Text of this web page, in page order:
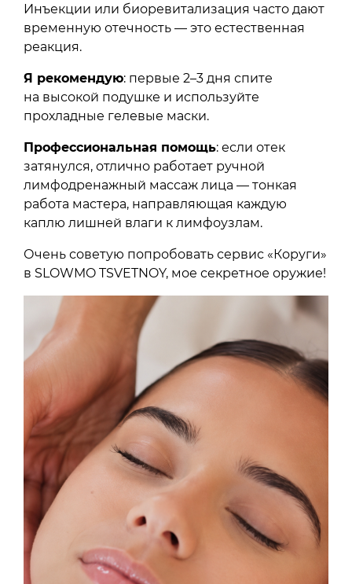
Инъекции или биоревитализация часто дают
временную отечность — это естественная
реакция.
Я рекомендую: первые 2–3 дня спите
на высокой подушке и используйте
прохладные гелевые маски.
Профессиональная помощь: если отек
затянулся, отлично работает ручной
лимфодренажный массаж лица — тонкая
работа мастера, направляющая каждую
каплю лишней влаги к лимфоузлам.
Очень советую попробовать сервис «Коруги»
в SLOWMO TSVETNOY, мое секретное оружие!